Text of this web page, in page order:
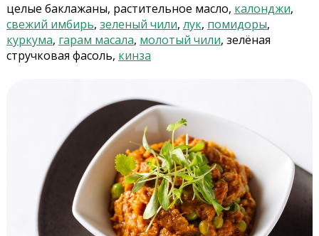
целые баклажаны, растительное масло, калонджи,
свежий имбирь, зеленый чили, лук, помидоры,
куркума, гарам масала, молотый чили, зелёная
стручковая фасоль, кинза